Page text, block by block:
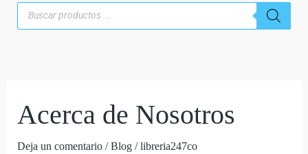
Búsqueda
productos
Acerca de Nosotros
Deja un comentario /Blog/libreria247co
Acerca
de
Nosotros